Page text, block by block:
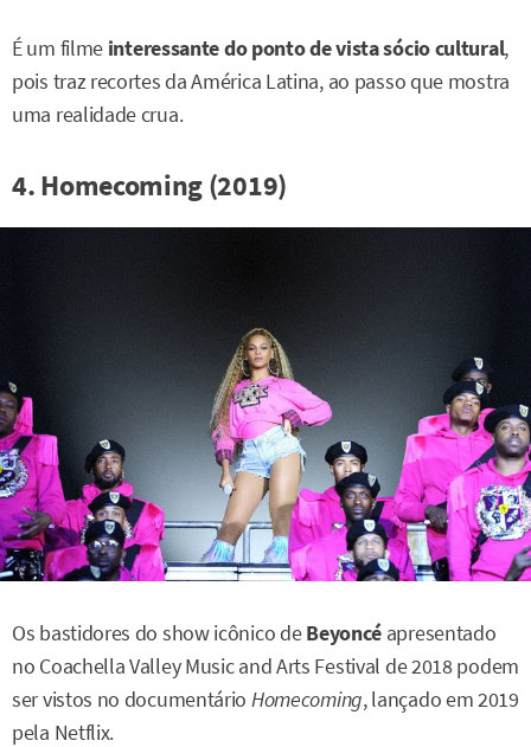
É um filme interessante do ponto de vista sócio cultural,
pois traz recortes da América Latina, ao passo que mostra
uma realidade crua.
4. Homecoming (2019)
Os bastidores do show icônico deBeyoncé apresentado
no Coachella Valley Music and Arts Festival de 2018 podem
ser vistos no documentário Homecoming, lançado em 2019
pela Netflix.